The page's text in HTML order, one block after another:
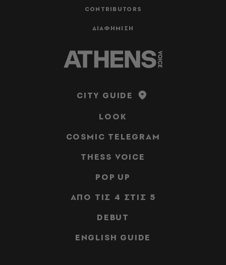
CONTRIBUTORS
ΔΙΑΦΗΜΙΣΗ
CITY GUIDE
LOOK
COSMIC TELEGRAM
THESS VOICE
POP UP
ΑΠΟ ΤΙΣ 4 ΣΤΙΣ 5
DEBUT
ENGLISH GUIDE